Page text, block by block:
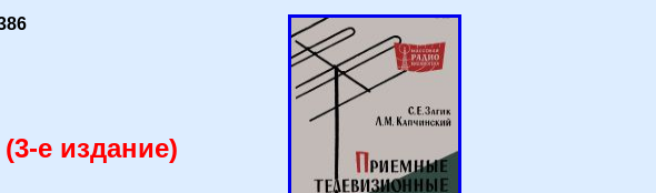
е издание)